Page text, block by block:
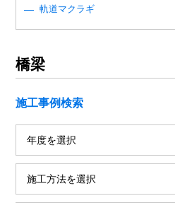
軌道マクラギ
橋梁
施工事例検索